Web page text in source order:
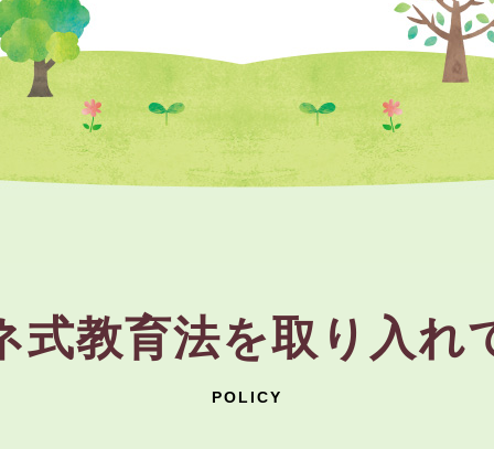
式教育法を取り入れ